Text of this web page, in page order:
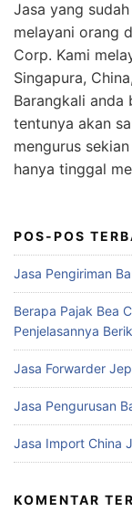
Jasa yang
melayani orang
Corp. Kami
Singapura,
Barangkali anda
tentunya akan
mengurus
hanya tinggal
POS-POS
Jasa Pengiriman
Berapa Pajak Bea
Penjelasannya
Jasa Forwarder
Jasa Pengurusan
Jasa Import China
KOMENTAR